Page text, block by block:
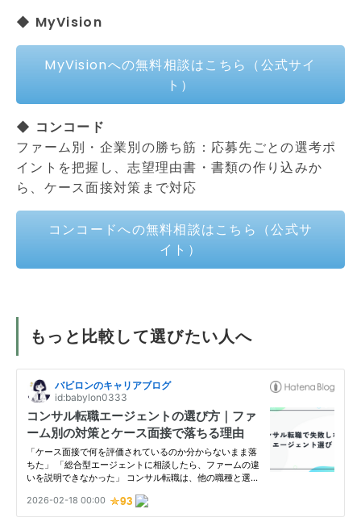
◆ MyVision
MyVisionへの無料相談はこちら（公式サイ
ト）
◆ コンコード
ファーム別・企業別の勝ち筋：応募先ごとの選考ポ
イントを把握し、志望理由書・書類の作り込みか
ら、ケース面接対策まで対応
コンコードへの無料相談はこちら（公式サ
イト）
もっと比較して選びたい人へ